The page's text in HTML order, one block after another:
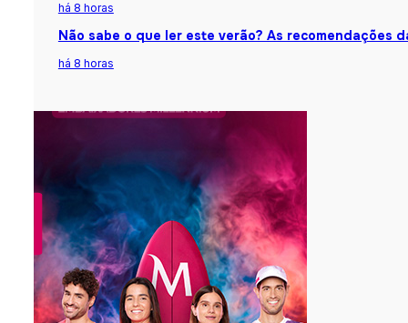
há 8 horas
Não sabe o que ler este verão? As recomendações
há 8 horas